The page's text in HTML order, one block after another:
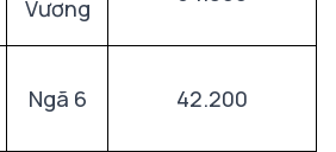
Vương
Ngã 6 42.200